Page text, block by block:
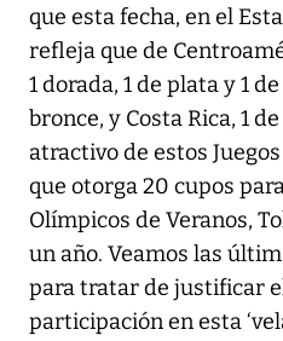
que esta fecha, en el
refleja que de
1 dorada, 1 de plata y 1
bronce, y Costa Rica, 1
atractivo de estos
que otorga 20 cupos
Olímpicos de Veranos,
un año. Veamos las
para tratar de justificar
participación en esta